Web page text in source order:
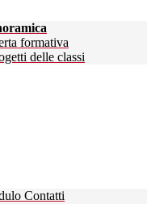
formativa
delle classi
Contatti